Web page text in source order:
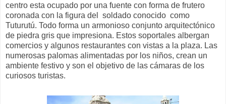
centro esta ocupado por una fuente con forma de frutero
coronada con la figura del soldado conocido como
Tuturutú. Todo forma un armonioso conjunto arquitectónico
de piedra gris que impresiona. Estos soportales albergan
comercios y algunos restaurantes con vistas a la plaza. Las
numerosas palomas alimentadas por los niños, crean un
ambiente festivo y son el objetivo de las cámaras de los
curiosos turistas.